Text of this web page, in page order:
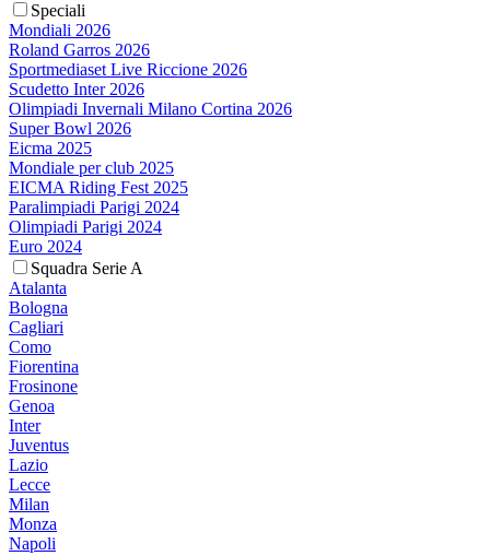
Speciali
Mondiali 2026
Roland Garros 2026
Sportmediaset Live Riccione 2026
Scudetto Inter 2026
Olimpiadi Invernali Milano Cortina 2026
Super Bowl 2026
Eicma 2025
Mondiale per club 2025
EICMA Riding Fest 2025
Paralimpiadi Parigi 2024
Olimpiadi Parigi 2024
Euro 2024
Squadra Serie A
Atalanta
Bologna
Cagliari
Como
Fiorentina
Frosinone
Genoa
Inter
Juventus
Lazio
Lecce
Milan
Monza
Napoli